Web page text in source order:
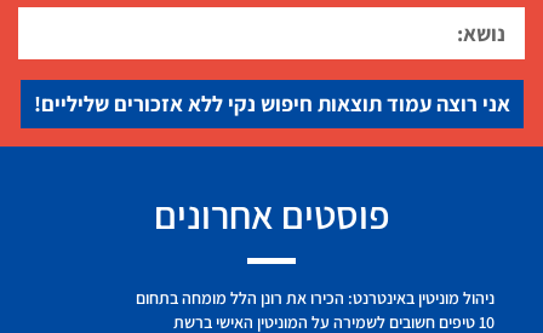
אני רוצה עמוד תוצאות חיפוש נקי ללא אזכורים שליליים!
פוסטים אחרונים
ניהול מוניטין באינטרנט: הכירו את רונן הלל מומחה בתחום